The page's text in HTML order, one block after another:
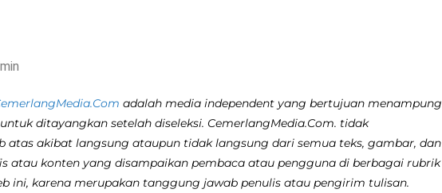
adalah media independent yang bertujuan menampung
ditayangkan setelah diseleksi. CemerlangMedia.Com. tidak
atas akibat langsung ataupun tidak langsung dari semua teks, gambar, dan
atau konten yang disampaikan pembaca atau pengguna di berbagai rubrik
ini, karena merupakan tanggung jawab penulis atau pengirim tulisan.